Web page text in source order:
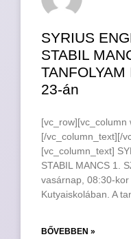
SYRIUS
STABIL
23-án
[vc_row][vc_column
[/vc_column_text][/
[vc_column_text]
STABIL MANCS 1.
vasárnap, 08:30-
Kutyaiskolában. A
BŐVEBBEN »